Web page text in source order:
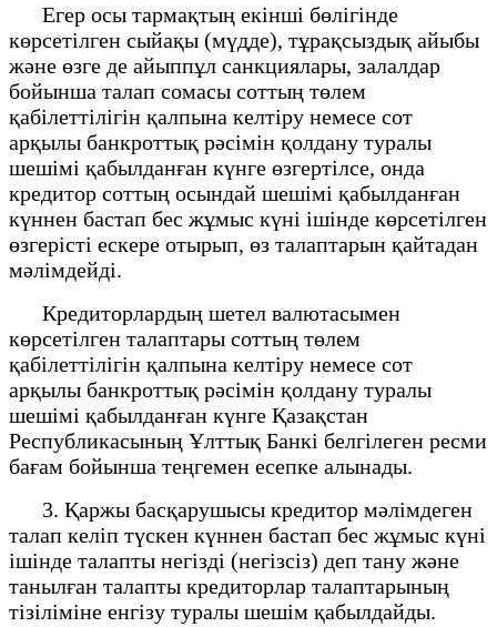
Егер осы тармақтың екінші бөлігінде
көрсетілген сыйақы (мүдде), тұрақсыздық айыбы
және өзге де айыппұл санкциялары, залалдар
бойынша талап сомасы соттың төлем
қабілеттілігін қалпына келтіру немесе сот
арқылы банкроттық рәсімін қолдану туралы
шешімі қабылданған күнге өзгертілсе, онда
кредитор соттың осындай шешімі қабылданған
күннен бастап бес жұмыс күні ішінде көрсетілген
өзгерісті ескере отырып, өз талаптарын қайтадан
мәлімдейді.
Кредиторлардың шетел валютасымен
көрсетілген талаптары соттың төлем
қабілеттілігін қалпына келтіру немесе сот
арқылы банкроттық рәсімін қолдану туралы
шешімі қабылданған күнге Қазақстан
Республикасының Ұлттық Банкі белгілеген ресми
бағам бойынша теңгемен есепке алынады.
3. Қаржы басқарушысы кредитор мәлімдеген
талап келіп түскен күннен бастап бес жұмыс күні
ішінде талапты негізді (негізсіз) деп тану және
танылған талапты кредиторлар талаптарының
тізіліміне енгізу туралы шешім қабылдайды.